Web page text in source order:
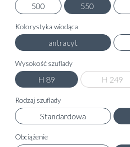
500
550
Kolorystyka wiodąca
antracyt
Wysokość szuflady
H 89 H 249
Rodzaj szuflady
Standardowa
Obciążenie